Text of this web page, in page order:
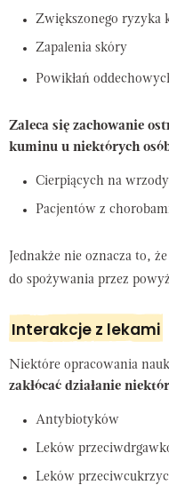
Zwiększonego ryzyka
Zapalenia skóry
Powikłań
Zaleca się zachowanie
kuminu u niektórych
Cierpiących na wrzody
Pacjentów z
Jednakże nie oznacza to,
do spożywania przez
Interakcje z lekami
Niektóre opracowania
zakłócać działanie
Antybiotyków
Leków
Leków